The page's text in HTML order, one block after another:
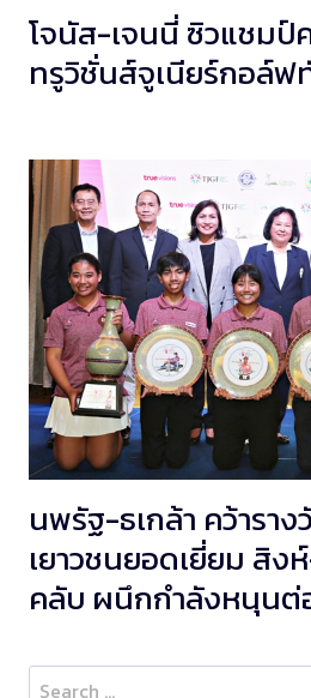
โจนัส-เจนนี่ ซิวแชมป์
ทรูวิชั่นส์จูเนียร์กอล์ฟ
นพรัฐ-ธเกล้า คว้ารา
เยาวชนยอดเยี่ยม สิ
คลับ ผนึกกำลังหนุนต่
Search